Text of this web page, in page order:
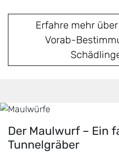
Erfahre mehr
Vorab-
Der Maulwurf – Ein
Tunnelgräber